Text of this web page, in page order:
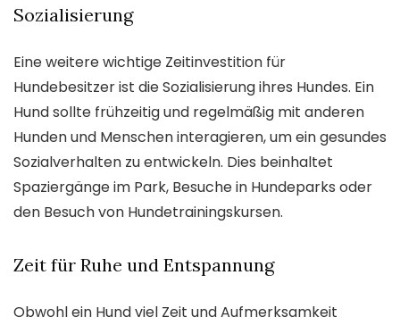
Sozialisierung
Eine weitere wichtige Zeitinvestition für
Hundebesitzer ist die Sozialisierung ihres Hundes. Ein
Hund sollte frühzeitig und regelmäßig mit anderen
Hunden und Menschen interagieren, um ein gesundes
Sozialverhalten zu entwickeln. Dies beinhaltet
Spaziergänge im Park, Besuche in Hundeparks oder
den Besuch von Hundetrainingskursen.
Zeit für Ruhe und Entspannung
Obwohl ein Hund viel Zeit und Aufmerksamkeit